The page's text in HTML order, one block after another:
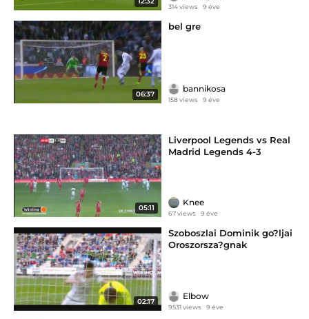
314 views 9 éve
06:37
bel gre
bannikosa
158 views 9 éve
05:11
Liverpool Legends vs Real
Madrid Legends 4-3
Knee
67 views 9 éve
02:17
Szoboszlai Dominik go?ljai
Oroszorsza?gnak
Elbow
9531 views 9 éve